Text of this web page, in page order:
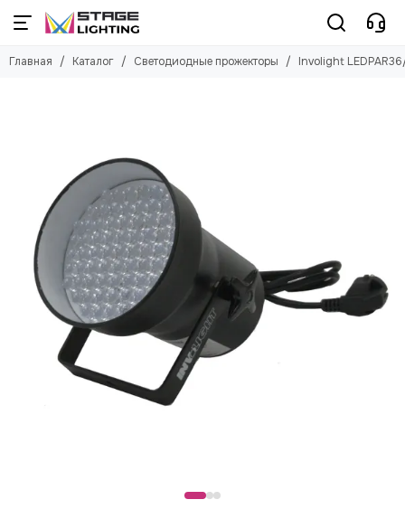
Светодиодные прожекторы
Прожекторы с ZOOM
Прожекторы LED BAR вращающиеся
Прожекторы ультрафиолетовые
Прожекторы на аккумуляторах
Прожекторы влагозащищенные
Шторки кашетирующие
Стробоскопы
Блиндеры
Пинспоты
Главная Каталог Светодиодные прожекторы Involight